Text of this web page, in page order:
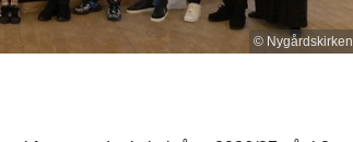
© Nygårdskirken